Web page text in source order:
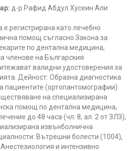
д-р Рафид Абдул Хусеин Али
е регистрирана като лечебно
помощ съгласно Закона за
по дентална медицина,
членове на Българския
валидни удостоверения за
Дейност: Образна диагностика
пациентите (ортопантомографии)
на специализирана
помощ по дентална медицина,
до 48 часа (чл. 8, ал. 2 от ЗЛЗ),
извънболнична
Вътрешни болести (1004),
и интензивно